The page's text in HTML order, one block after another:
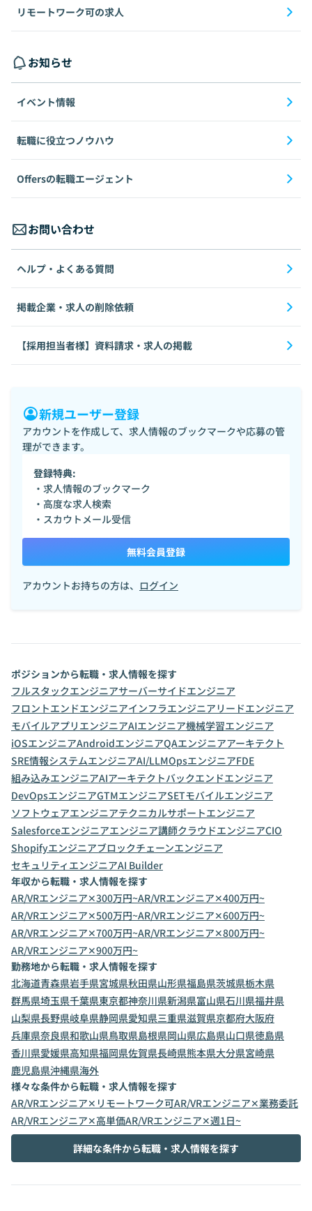
リモートワーク可の求人
お知らせ
イベント情報
転職に役立つノウハウ
Offersの転職エージェント
お問い合わせ
ヘルプ・よくある質問
掲載企業・求人の削除依頼
【採用担当者様】資料請求・求人の掲載
新規ユーザー登録
アカウントを作成して、求人情報のブックマークや応募の管
理ができます。
登録特典:
・求人情報のブックマーク
・高度な求人検索
・スカウトメール受信
無料会員登録
アカウントお持ちの方は、 ログイン
ポジションから転職・求人情報を探す
フルスタックエンジニアサーバーサイドエンジニア
フロントエンドエンジニアインフラエンジニア リードエンジニア
モバイルアプリエンジニアAIエンジニア機械学習エンジニア
iOSエンジニアAndroidエンジニアQAエンジニアアーキテクト
SRE情報システムエンジニアAI/LLMOpsエンジニアFDE
組み込みエンジニアAIアーキテクトバックエンドエンジニア
DevOpsエンジニアGTMエンジニアSETモバイルエンジニア
ソフトウェアエンジニアテクニカルサポートエンジニア
Salesforceエンジニアエンジニア講師クラウドエンジニアCIO
Shopifyエンジニアブロックチェーンエンジニア
セキュリティエンジニアAI Builder
年収から転職・求人情報を探す
AR/VRエンジニア✕300万円~AR/VRエンジニア✕400万円~
AR/VRエンジニア✕500万円~AR/VRエンジニア✕600万円~
AR/VRエンジニア✕700万円~AR/VRエンジニア✕800万円~
AR/VRエンジニア✕900万円~
勤務地から転職・求人情報を探す
北海道青森県岩手県宮城県秋田県山形県福島県茨城県栃木県
群馬県埼玉県千葉県東京都神奈川県新潟県富山県石川県福井県
山梨県長野県岐阜県静岡県愛知県三重県滋賀県京都府大阪府
兵庫県奈良県和歌山県鳥取県島根県岡山県広島県山口県徳島県
香川県愛媛県高知県福岡県佐賀県長崎県熊本県大分県宮崎県
鹿児島県沖縄県海外
様々な条件から転職・求人情報を探す
AR/VRエンジニア✕リモートワーク可AR/VRエンジニア✕業務委託
AR/VRエンジニア✕高単価AR/VRエンジニア✕週1日~
詳細な条件から転職・求人情報を探す